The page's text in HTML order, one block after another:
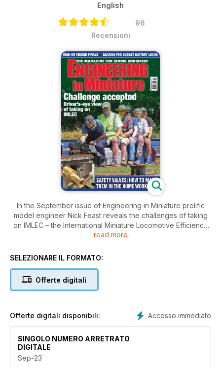
English
96
Recensioni
In the September issue of Engineering in Miniature prolific
model engineer Nick Feast reveals the challenges of taking
on IMLEC – the International Miniature Locomotive Efficiency
Competition.
Nick also continues his voyage into fantasy with his 3.5-inch
Peter and Matthew Kenington complete their ride-on 7.25-
While Rich Wightman and Julian Harrison tackle the gearing
Rich also shows us how to make safety valves in the home
read more
SELEZIONARE IL FORMATO:
Offerte digitali
Accesso immediato
Offerte digitali disponibili:
SINGOLO NUMERO ARRETRATO
DIGITALE
Sep-23